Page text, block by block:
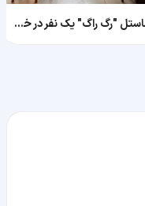
هاستل "رگ راگ" یک نفر در خوابگاه آقایان